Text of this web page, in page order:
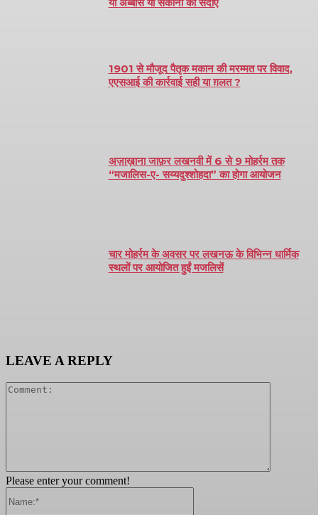
1901 से मौजूद पैतृक मकान की मरम्मत पर विवाद,
एएसआई की कार्रवाई सही या ग़लत ?
अज़ाख़ाना जाफ़र लखनवी में 6 से 9 मोहर्रम तक
“मजालिस-ए- सय्यदुश्शोहदा” का होगा आयोजन
चार मोहर्रम के अवसर पर लखनऊ के विभिन्न धार्मिक
स्थलों पर आयोजित हुईं मजलिसें
LEAVE A REPLY
Please enter your comment!